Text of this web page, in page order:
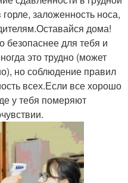
заложенность носа,
дома!
безопаснее для тебя и
это трудно (может
но соблюдение правил
всех.Если все хорошо
у тебя померяют